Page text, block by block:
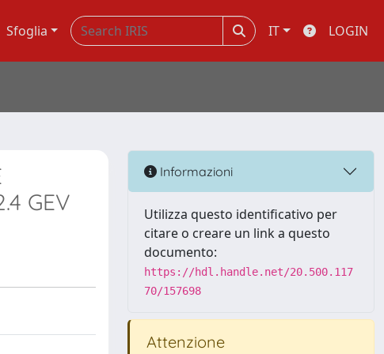
Sfoglia IT LOGIN
GEV
Informazioni
Utilizza questo identificativo per
citare o creare un link a questo
documento:
https://hdl.handle.net/20.500.117
70/157698
Attenzione